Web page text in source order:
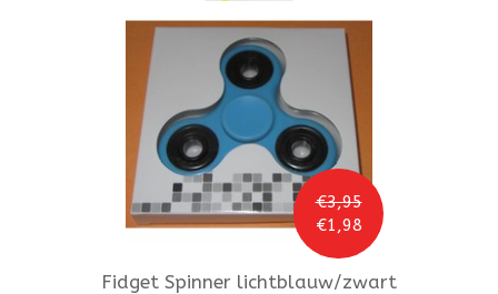
€3,95
€1,98
Fidget Spinner lichtblauw/zwart